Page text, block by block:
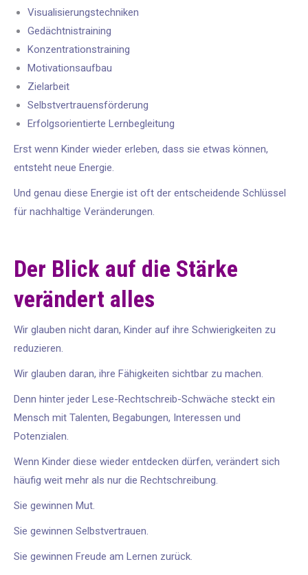
Visualisierungstechniken
Gedächtnistraining
Konzentrationstraining
Motivationsaufbau
Zielarbeit
Selbstvertrauensförderung
Erfolgsorientierte Lernbegleitung
Erst wenn Kinder wieder erleben, dass sie etwas können,
entsteht neue Energie.
Und genau diese Energie ist oft der entscheidende Schlüssel
für nachhaltige Veränderungen.
Der Blick auf die Stärke
verändert alles
Wir glauben nicht daran, Kinder auf ihre Schwierigkeiten zu
reduzieren.
Wir glauben daran, ihre Fähigkeiten sichtbar zu machen.
Denn hinter jeder Lese-Rechtschreib-Schwäche steckt ein
Mensch mit Talenten, Begabungen, Interessen und
Potenzialen.
Wenn Kinder diese wieder entdecken dürfen, verändert sich
häufig weit mehr als nur die Rechtschreibung.
Sie gewinnen Mut.
Sie gewinnen Selbstvertrauen.
Sie gewinnen Freude am Lernen zurück.